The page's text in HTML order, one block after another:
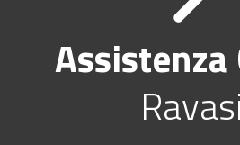
Assistenza